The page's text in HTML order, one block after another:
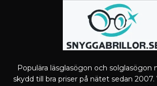
Populära läsglasögon och solglasögon
skydd till bra priser på nätet sedan